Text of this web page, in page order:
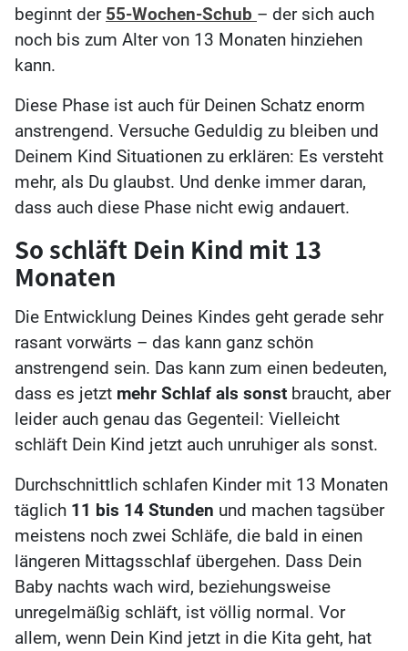
beginnt der 55-Wochen-Schub – der sich auch
noch bis zum Alter von 13 Monaten hinziehen
kann.
Diese Phase ist auch für Deinen Schatz enorm
anstrengend. Versuche Geduldig zu bleiben und
Deinem Kind Situationen zu erklären: Es versteht
mehr, als Du glaubst. Und denke immer daran,
dass auch diese Phase nicht ewig andauert.
So schläft Dein Kind mit 13
Monaten
Die Entwicklung Deines Kindes geht gerade sehr
rasant vorwärts – das kann ganz schön
anstrengend sein. Das kann zum einen bedeuten,
dass es jetzt mehr Schlaf als sonst braucht, aber
leider auch genau das Gegenteil: Vielleicht
schläft Dein Kind jetzt auch unruhiger als sonst.
Durchschnittlich schlafen Kinder mit 13 Monaten
täglich 11 bis 14 Stunden und machen tagsüber
meistens noch zwei Schläfe, die bald in einen
längeren Mittagsschlaf übergehen. Dass Dein
Baby nachts wach wird, beziehungsweise
unregelmäßig schläft, ist völlig normal. Vor
allem, wenn Dein Kind jetzt in die Kita geht, hat